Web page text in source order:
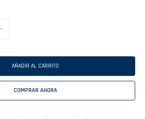
AÑADIR AL CARRITO
COMPRAR AHORA